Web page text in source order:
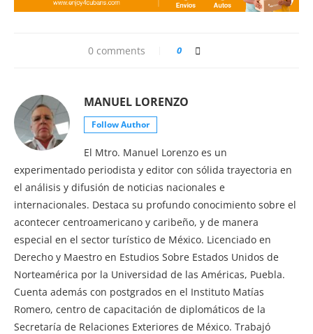
0 comments 0
MANUEL LORENZO
Follow Author
El Mtro. Manuel Lorenzo es un
experimentado periodista y editor con sólida trayectoria en
el análisis y difusión de noticias nacionales e
internacionales. Destaca su profundo conocimiento sobre el
acontecer centroamericano y caribeño, y de manera
especial en el sector turístico de México. Licenciado en
Derecho y Maestro en Estudios Sobre Estados Unidos de
Norteamérica por la Universidad de las Américas, Puebla.
Cuenta además con postgrados en el Instituto Matías
Romero, centro de capacitación de diplomáticos de la
Secretaría de Relaciones Exteriores de México. Trabajó